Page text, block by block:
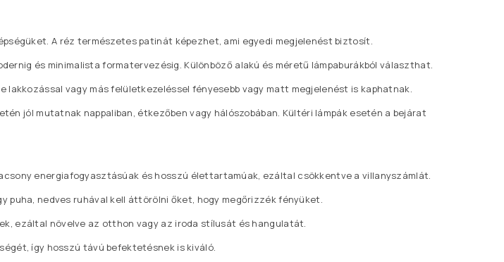
A réz természetes patinát képezhet, ami egyedi megjelenést biztosít.
és minimalista formatervezésig. Különböző alakú és méretű lámpaburákból választhat.
lakkozással vagy más felületkezeléssel fényesebb vagy matt megjelenést is kaphatnak.
jól mutatnak nappaliban, étkezőben vagy hálószobában. Kültéri lámpák esetén a bejárat
energiafogyasztásúak és hosszú élettartamúak, ezáltal csökkentve a villanyszámlát.
puha, nedves ruhával kell áttörölni őket, hogy megőrizzék fényüket.
ezáltal növelve az otthon vagy az iroda stílusát és hangulatát.
így hosszú távú befektetésnek is kiváló.